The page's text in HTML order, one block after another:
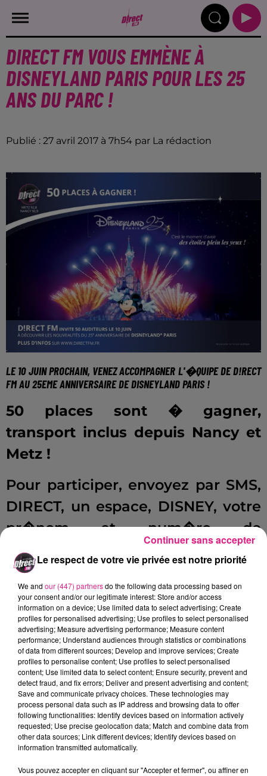
DIRECT FM VOUS EMMÈNE À
DISNEYLAND PARIS POUR LES 25
ANS DU PARC !
Publié : 27 avril 2017 à 7h54 par La rédaction
LE 10 JUIN PROCHAIN, VENEZ ACCOMPAGNER L'�QUIPE DE D!RECT
FM AU 25EME ANNIVERSAIRE DE DISNEYLAND PARIS !
50 places sont � gagner,
transport inclus depuis Nancy et
Metz !
Pour participer, envoyez par SMS,
DIRECT, un espace, DISNEY, votre
pr�nom et num�ro de
t�l�phone au 71001 (50 centimes
d'euro plus cout du SMS).
Lors du voyage l'�quipe de
D!RECT FM vous r�servera
quelques surprises !
FIL ACTUS
12h06
Metz : une distribution de lunette gratuite pour voir l’éclipse
5 août 2026
Casting de Woof : l'Euro-Métropole de Metz part à la recherche de...
Officiel : Gauthier Hein quitte le FC Metz pour l'OGC Nice
Le respect de votre vie privée est notre priorité
We and our (447) partnersdo the following data processing based on
your consent and/or our legitimate interest: Store and/or access
information on a device; Use limited data to select advertising; Create
profiles for personalised advertising; Use profiles to select personalised
advertising; Measure advertising performance; Measure content
performance; Understand audiences through statistics or combinations
of data from different sources; Develop and improve services; Create
profiles to personalise content; Use profiles to select personalised
content; Use limited data to select content; Ensure security, prevent and
detect fraud, and fix errors; Deliver and present advertising and content;
Save and communicate privacy choices. These technologies may
process personal data such as IP address and browsing data to offer
following functionalities: Identify devices based on information actively
requested; Use precise geolocation data; Match and combine data from
other data sources; Link different devices; Identify devices based on
information transmitted automatically.
Vous pouvez accepter en cliquant sur "Accepter et fermer", ou affiner en
Continuer sans accepter